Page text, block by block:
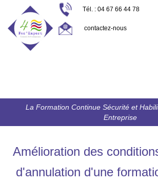
Tél. : 04 67 66 44 78
contactez-nous
La Formation Continue Sécurité et
Entreprise
Amélioration des
d'annulation d'une